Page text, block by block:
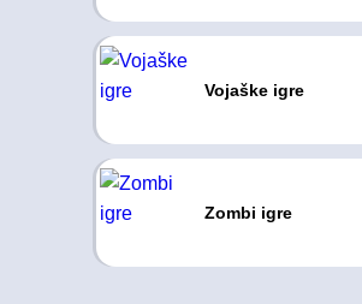
Vojaške igre
Zombi igre